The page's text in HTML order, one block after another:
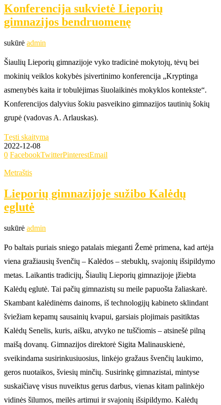
Konferencija sukvietė Lieporių
gimnazijos bendruomenę
sukūrė admin
Šiaulių Lieporių gimnazijoje vyko tradicinė mokytojų, tėvų bei
mokinių veiklos kokybės įsivertinimo konferencija „Kryptinga
asmenybės kaita ir tobulėjimas šiuolaikinės mokyklos kontekste“.
Konferencijos dalyvius šokiu pasveikino gimnazijos tautinių šokių
grupė (vadovas A. Arlauskas).
Tęsti skaitymą
2022-12-08
0 FacebookTwitterPinterestEmail
Metraštis
Lieporių gimnazijoje sužibo Kalėdų
eglutė
sukūrė admin
Po baltais puriais sniego patalais mieganti Žemė primena, kad artėja
viena gražiausių švenčių – Kalėdos – stebuklų, svajonių išsipildymo
metas. Laikantis tradicijų, Šiaulių Lieporių gimnazijoje įžiebta
Kalėdų eglutė. Tai pačių gimnazistų su meile papuošta žaliaskarė.
Skambant kalėdinėms dainoms, iš technologijų kabineto sklindant
šviežiam kepamų sausainių kvapui, garsiais plojimais pasitiktas
Kalėdų Senelis, kuris, aišku, atvyko ne tuščiomis – atsinešė pilną
maišą dovanų. Gimnazijos direktorė Sigita Malinauskienė,
sveikindama susirinkusiuosius, linkėjo gražaus švenčių laukimo,
geros nuotaikos, šviesių minčių. Susirinkę gimnazistai, mintyse
suskaičiavę visus nuveiktus gerus darbus, vienas kitam palinkėjo
vidinės šilumos, meilės artimui ir svajonių išsipildymo. Kalėdų